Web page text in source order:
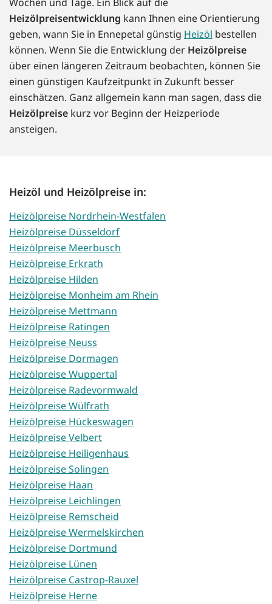
Heizölpreisentwicklung kann Ihnen eine Orientierung
geben, wann Sie in Ennepetal günstig Heizöl bestellen
können. Wenn Sie die Entwicklung der Heizölpreise
über einen längeren Zeitraum beobachten, können Sie
einen günstigen Kaufzeitpunkt in Zukunft besser
einschätzen. Ganz allgemein kann man sagen, dass die
Heizölpreise kurz vor Beginn der Heizperiode
ansteigen.
Heizöl und Heizölpreise in:
Heizölpreise Nordrhein-Westfalen
Heizölpreise Düsseldorf
Heizölpreise Meerbusch
Heizölpreise Erkrath
Heizölpreise Hilden
Heizölpreise Monheim am Rhein
Heizölpreise Mettmann
Heizölpreise Ratingen
Heizölpreise Neuss
Heizölpreise Dormagen
Heizölpreise Wuppertal
Heizölpreise Radevormwald
Heizölpreise Wülfrath
Heizölpreise Hückeswagen
Heizölpreise Velbert
Heizölpreise Heiligenhaus
Heizölpreise Solingen
Heizölpreise Haan
Heizölpreise Leichlingen
Heizölpreise Remscheid
Heizölpreise Wermelskirchen
Heizölpreise Dortmund
Heizölpreise Lünen
Heizölpreise Castrop-Rauxel
Heizölpreise Herne